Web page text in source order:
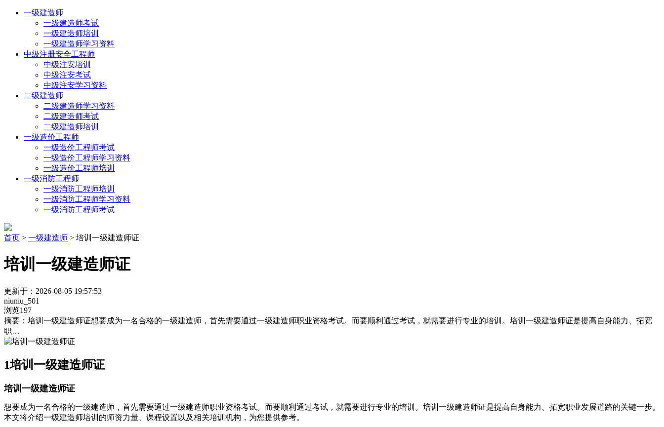
一级建造师
一级建造师考试
一级建造师培训
一级建造师学习资料
中级注册安全工程师
中级注安培训
中级注安考试
中级注安学习资料
二级建造师
二级建造师学习资料
二级建造师考试
二级建造师培训
一级造价工程师
一级造价工程师考试
一级造价工程师学习资料
一级造价工程师培训
一级消防工程师
一级消防工程师培训
一级消防工程师学习资料
一级消防工程师考试
首页 > 一级建造师 > 培训一级建造师证
培训一级建造师证
更新于：2026-08-05 19:57:53
niuniu_501
浏览197
摘要： 培训一级建造师证想要成为一名合格的一级建造师，首先需要通过一级建造师职业资格考试。而要顺利通过考试，就需要进行专业的培训。培训一级建造师证是提高自身能力、拓宽
职…
1培训一级建造师证
培训一级建造师证
想要成为一名合格的一级建造师，首先需要通过一级建造师职业资格考试。而要顺利通过考试，就需要进行专业的培训。培训一级建造师证是提高自身能力、拓宽职业发展道路的关键一步。
本文将介绍一级建造师培训的师资力量、课程设置以及相关培训机构，为您提供参考。